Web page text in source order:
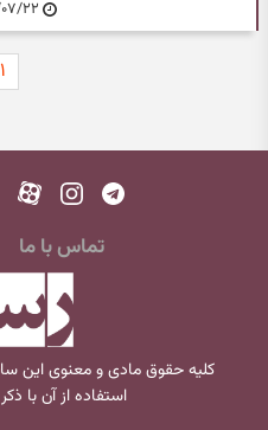
۱۴۰۴/
۱
تماس با ما
کلیه حقوق مادی و معنوی این
استفاده از آن با